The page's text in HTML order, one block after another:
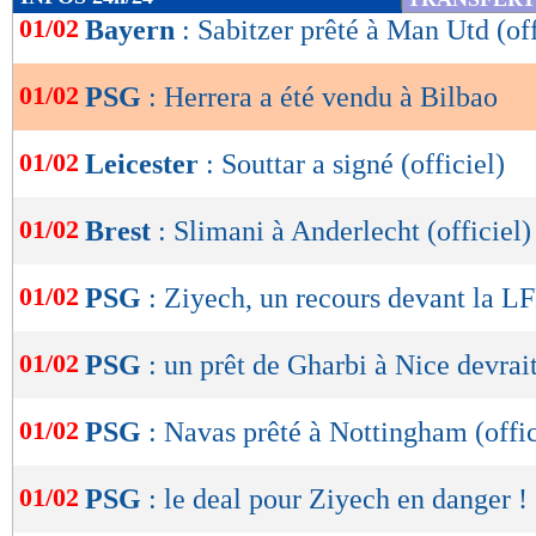
de
lecture
OK
01/02 Bayern : Sabitzer prêté à Man Utd
01/02 PSG : Herrera a été vendu à Bilbao
01/02 Leicester : Souttar a signé (officiel)
01/02 Brest : Slimani à Anderlecht (officiel)
01/02 PSG : Ziyech, un recours devant la
01/02 PSG : un prêt de Gharbi à Nice
01/02 PSG : Navas prêté à Nottingham
01/02 PSG : le deal pour Ziyech en danger !